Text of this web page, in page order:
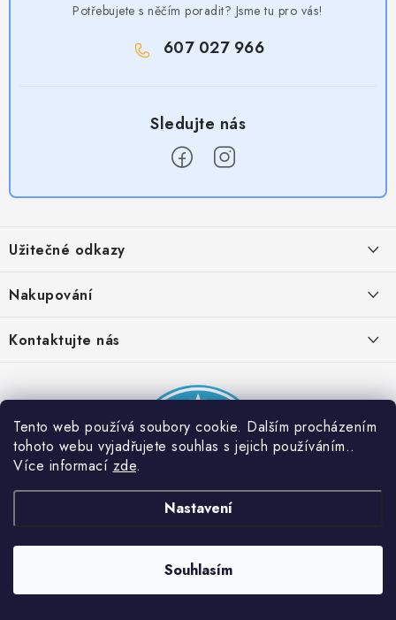
Tento web používá soubory cookie. Dalším procházením
tohoto webu vyjadřujete souhlas s jejich používáním..
Více informací zde.
Nastavení
Souhlasím
Potřebujete s něčím poradit? Jsme tu pro vás!
607 027 966
p
a
Užitečné odkazy
Provizní systém
Partner stránek: Super plecháček
Nakupování
Podmínky akce 2 + 1 zdarma
Kontaktujte nás
Dobrý triko. Všechna práva vyhrazena.